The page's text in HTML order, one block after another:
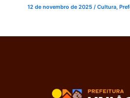
12 de novembro de 2025/Cultura ,